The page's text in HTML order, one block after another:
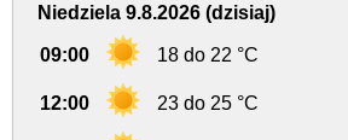
Niedziela 9.8.2026 (dzisiaj)
09:00 18 do 22 °C
12:00 23 do 25 °C